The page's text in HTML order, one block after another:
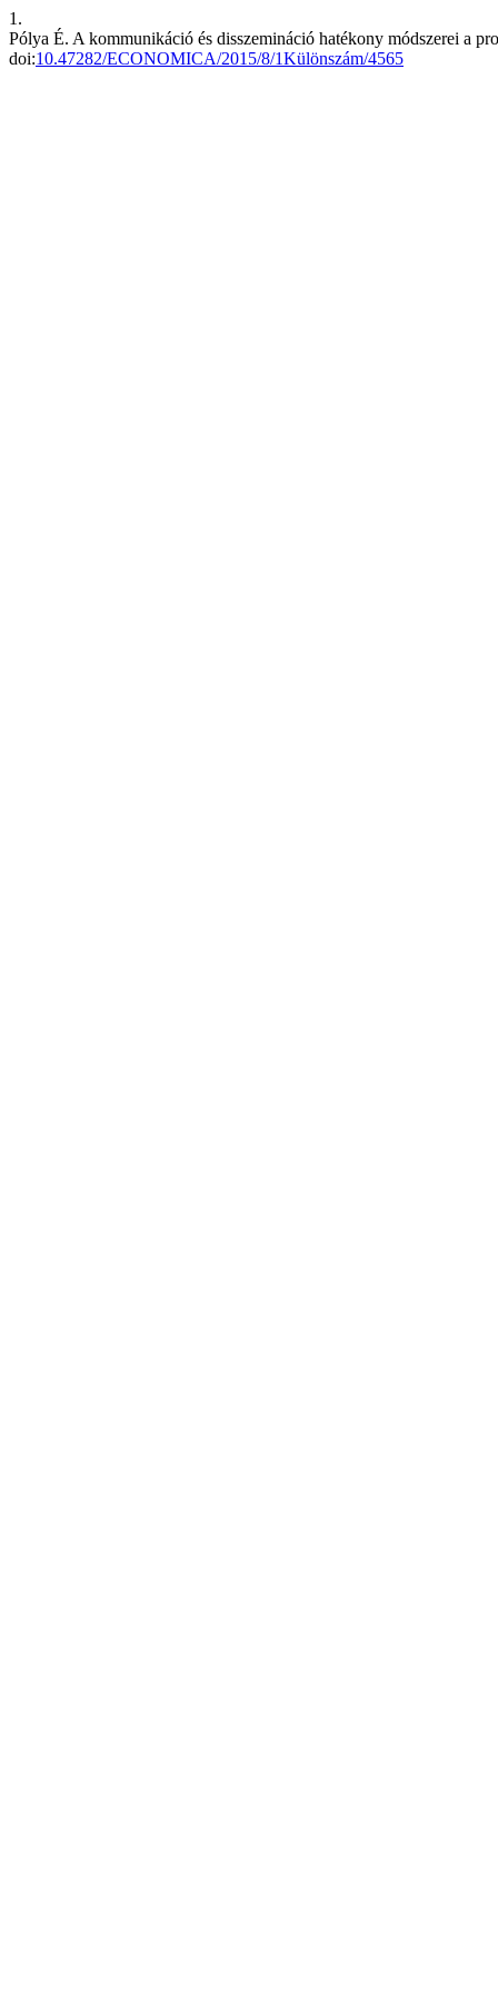
1.
Pólya É. A kommunikáció és disszemináció hatékony módszerei a
doi:10.47282/ECONOMICA/2015/8/1Különszám/4565